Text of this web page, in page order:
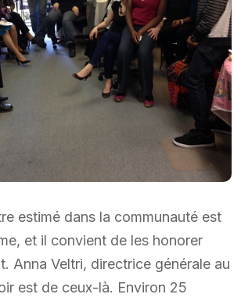
estimé dans la communauté est
et il convient de les honorer
Anna Veltri, directrice générale au
est de ceux-là. Environ 25